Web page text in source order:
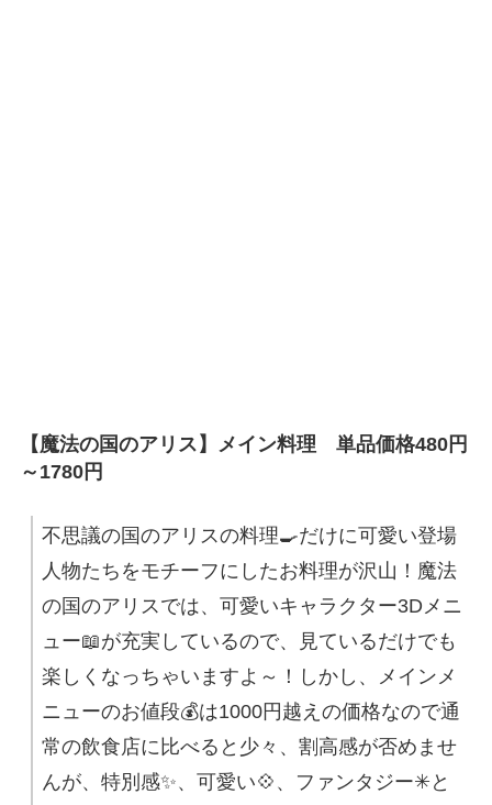
【魔法の国のアリス】メイン料理 単品価格480円
～1780円
不思議の国のアリスの料理🍳だけに可愛い登場
人物たちをモチーフにしたお料理が沢山！魔法
の国のアリスでは、可愛いキャラクター3Dメニ
ュー📖が充実しているので、見ているだけでも
楽しくなっちゃいますよ～！しかし、メインメ
ニューのお値段💰は1000円越えの価格なので通
常の飲食店に比べると少々、割高感が否めませ
んが、特別感✨、可愛い💠、ファンタジー✳と